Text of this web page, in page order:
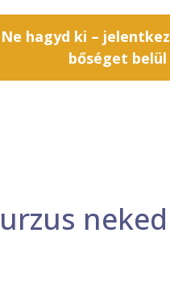
hagyd ki –
bőséget belül